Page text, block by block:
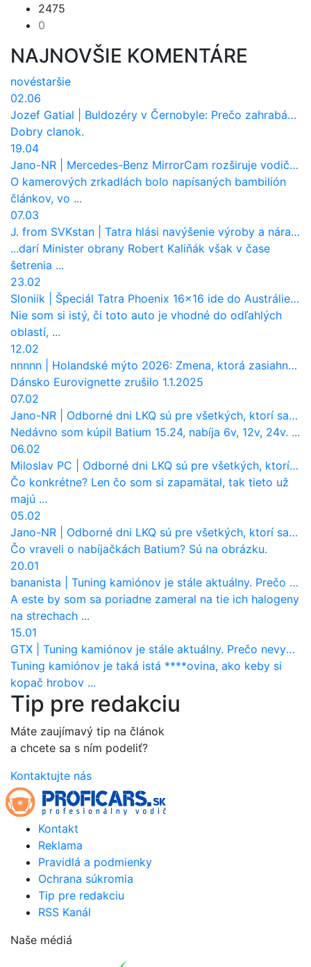
2475
0
NAJNOVŠIE KOMENTÁRE
novéstaršie
02.06
Jozef Gatial
Buldozéry v Černobyle: Prečo zahrabávali Červený les pod zem?
Dobry clanok.
19.04
Jano-NR
Mercedes-Benz MirrorCam rozširuje vodičovi výhľad a uberá autobusom odpor vzduchu
O kamerových zrkadlách bolo napísaných bambilión
článkov, vo ...
07.03
J. from SVKstan
Tatra hlási navýšenie výroby a nárast tržieb. Ktorí odberatelia sú kľúčoví?
...darí Minister obrany Robert Kaliňák však v čase
šetrenia ...
23.02
Sloniik
Špeciál Tatra Phoenix 16×16 ide do Austrálie. Na čo bude slúžiť?
Nie som si istý, či toto auto je vhodné do odľahlých
oblastí, ...
12.02
nnnnn
Holandské mýto 2026: Zmena, ktorá zasiahne slovenských dopravcov
Dánsko Eurovignette zrušilo 1.1.2025
07.02
Jano-NR
Odborné dni LKQ sú pre všetkých, ktorí sa chcú dozvedieť niečo viac
Nedávno som kúpil Batium 15.24, nabíja 6v, 12v, 24v. ...
06.02
Miloslav PC
Odborné dni LKQ sú pre všetkých, ktorí sa chcú dozvedieť niečo viac
Čo konkrétne? Len čo som si zapamätal, tak tieto už
majú ...
05.02
Jano-NR
Odborné dni LKQ sú pre všetkých, ktorí sa chcú dozvedieť niečo viac
Čo vraveli o nabíjačkách Batium? Sú na obrázku.
20.01
bananista
Tuning kamiónov je stále aktuálny. Prečo nevyhynul ako pri osobákoch?
A este by som sa poriadne zameral na tie ich halogeny
na strechach ...
15.01
GTX
Tuning kamiónov je stále aktuálny. Prečo nevyhynul ako pri osobákoch?
Tuning kamiónov je taká istá ****ovina, ako keby si
kopač hrobov ...
Tip pre redakciu
Máte zaujímavý tip na článok
a chcete sa s ním podeliť?
Kontaktujte nás
Kontakt
Reklama
Pravidlá a podmienky
Ochrana súkromia
Tip pre redakciu
RSS Kanál
Naše médiá